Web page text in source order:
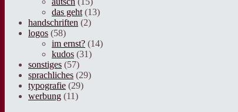
das geht (13)
handschriften (2)
logos (58)
im ernst? (14)
kudos (31)
sonstiges (57)
sprachliches (29)
typografie (29)
werbung (11)